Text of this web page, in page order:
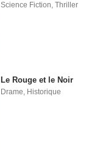
Science Fiction Thriller
Le Rouge et le Noir
Drame Historique